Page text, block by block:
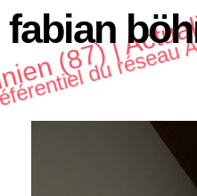
fabian